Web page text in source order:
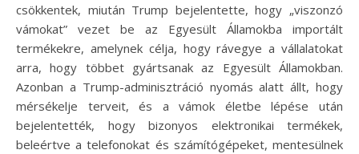
csökkentek, miután Trump bejelentette, hogy „viszonzó
vámokat” vezet be az Egyesült Államokba importált
termékekre, amelynek célja, hogy rávegye a vállalatokat
arra, hogy többet gyártsanak az Egyesült Államokban.
Azonban a Trump-adminisztráció nyomás alatt állt, hogy
mérsékelje terveit, és a vámok életbe lépése után
bejelentették, hogy bizonyos elektronikai termékek,
beleértve a telefonokat és számítógépeket, mentesülnek